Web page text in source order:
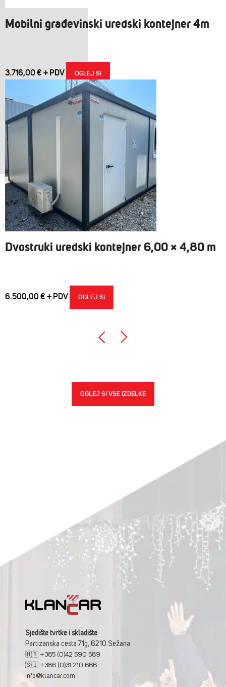
Mobilni građevinski uredski kontejner 4m
3.716,00 € OGLEJ SI
Dvostruki uredski kontejner 6,00 × 4,80 m
6.500,00 € OGLEJ SI
OGLEJ SI VSE IZDELKE
Sjedište tvrtke i skladište
Partizanska cesta 71g, 6210 Sežana
🇭🇷 +385 (0)42 590 589
🇸🇮 +386 (0)31 210 666
info@klancar.com